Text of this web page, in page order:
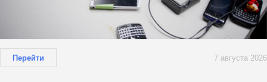
Перейти 7 августа 2026